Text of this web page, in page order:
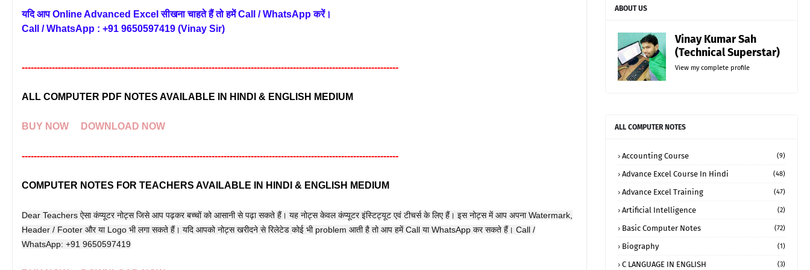
यदि आप Online Advanced Excel सीखना चाहते हैं तो हमें Call / WhatsApp करें।
Call / WhatsApp : +91 9650597419 (Vinay Sir)
-----------------------------------------------------------------------------------------------------------------------------
ALL COMPUTER PDF NOTES AVAILABLE IN HINDI & ENGLISH MEDIUM
BUY NOW DOWNLOAD NOW
-----------------------------------------------------------------------------------------------------------------------------
COMPUTER NOTES FOR TEACHERS AVAILABLE IN HINDI & ENGLISH MEDIUM
Dear Teachers ऐसा कंप्यूटर नोट्स जिसे आप पढ़कर बच्चों को आसानी से पढ़ा सकते हैं। यह नोट्स केवल कंप्यूटर इंस्टिट्यूट एवं टीचर्स के लिए हैं। इस नोट्स में आप अपना Watermark,
Header / Footer और या Logo भी लगा सकते हैं। यदि आपको नोट्स खरीदने से रिलेटेड कोई भी problem आती है तो आप हमें Call या WhatsApp कर सकते हैं। Call /
WhatsApp: +91 9650597419
ABOUT US
Vinay Kumar Sah
(Technical Superstar)
View my complete profile
ALL COMPUTER NOTES
Accounting Course (9)
Advance Excel Course In Hindi (48)
Advance Excel Training (47)
Artificial Intelligence (2)
Basic Computer Notes (72)
Biography (1)
C LANGUAGE IN ENGLISH (3)